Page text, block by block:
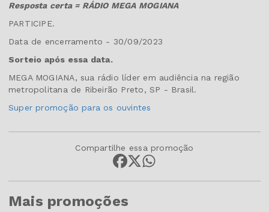
Resposta certa = RÁDIO MEGA MOGIANA
PARTICIPE.
Data de encerramento - 30/09/2023
Sorteio após essa data.
MEGA MOGIANA, sua rádio líder em audiência na região
metropolitana de Ribeirão Preto, SP - Brasil.
Super promoção para os ouvintes
Compartilhe essa promoção
Mais promoções